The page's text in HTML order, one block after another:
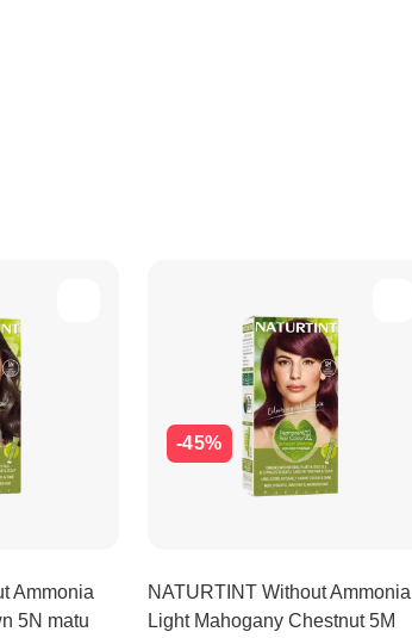
Ammonia
5N matu
-45%
NATURTINT Without Ammonia
Light Mahogany Chestnut 5M